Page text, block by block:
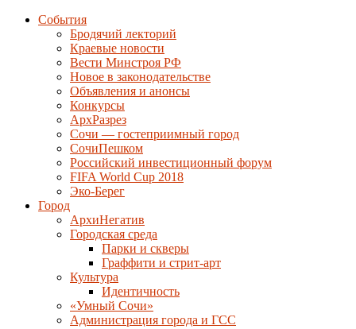
События
Бродячий лекторий
Краевые новости
Вести Минстроя РФ
Новое в законодательстве
Объявления и анонсы
Конкурсы
АрхРазрез
Сочи — гостеприимный город
СочиПешком
Российский инвестиционный форум
FIFA World Cup 2018
Эко-Берег
Город
АрхиНегатив
Городская среда
Парки и скверы
Граффити и стрит-арт
Культура
Идентичность
«Умный Сочи»
Администрация города и ГСС